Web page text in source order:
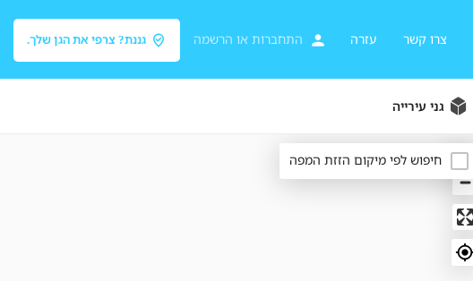
צרו קשר עזרה התחברות או הרשמה גננת? צרפי את הגן שלך.
גני עירייה
חיפוש לפי מיקום הזזת המפה